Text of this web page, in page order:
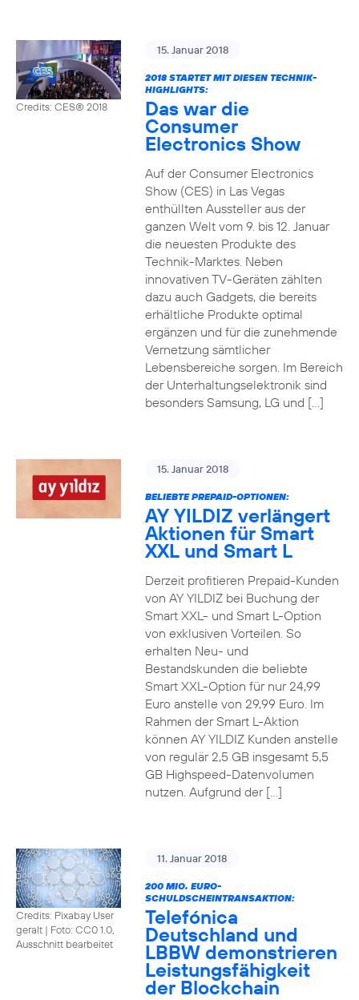
Credits: CES® 2018
15. Januar 2018
2018 STARTET MIT DIESEN TECHNIK-
HIGHLIGHTS:
Das war die
Consumer
Electronics Show
Auf der Consumer Electronics
Show (CES) in Las Vegas
enthüllten Aussteller aus der
ganzen Welt vom 9. bis 12. Januar
die neuesten Produkte des
Technik-Marktes. Neben
innovativen TV-Geräten zählten
dazu auch Gadgets, die bereits
erhältliche Produkte optimal
ergänzen und für die zunehmende
Vernetzung sämtlicher
Lebensbereiche sorgen. Im Bereich
der Unterhaltungselektronik sind
besonders Samsung, LG und […]
15. Januar 2018
BELIEBTE PREPAID-OPTIONEN:
AY YILDIZ verlängert
Aktionen für Smart
XXL und Smart L
Derzeit profitieren Prepaid-Kunden
von AY YILDIZ bei Buchung der
Smart XXL- und Smart L-Option
von exklusiven Vorteilen. So
erhalten Neu- und
Bestandskunden die beliebte
Smart XXL-Option für nur 24,99
Euro anstelle von 29,99 Euro. Im
Rahmen der Smart L-Aktion
können AY YILDIZ Kunden anstelle
von regulär 2,5 GB insgesamt 5,5
GB Highspeed-Datenvolumen
nutzen. Aufgrund der […]
Credits: Pixabay User
geralt | Foto: CC0 1.0,
Ausschnitt bearbeitet
11. Januar 2018
200 MIO. EURO-
SCHULDSCHEINTRANSAKTION:
Telefónica
Deutschland und
LBBW demonstrieren
Leistungsfähigkeit
der Blockchain